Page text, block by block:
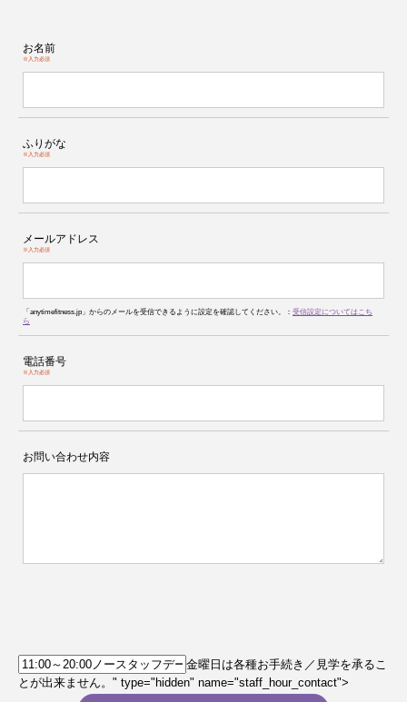
お名前
※入力必須
ふりがな
※入力必須
メールアドレス
※入力必須
「anytimefitness.jp」からのメールを受信できるように設定を確認してください。： 受信設定についてはこち
ら
電話番号
※入力必須
お問い合わせ内容
金曜日は各種お手続き／見学を承るこ
とが出来ません。" type="hidden" name="staff_hour_contact">